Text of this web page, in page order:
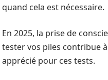
quand cela est nécessaire.
En 2025, la prise de
tester vos piles contribue
apprécié pour ces tests.